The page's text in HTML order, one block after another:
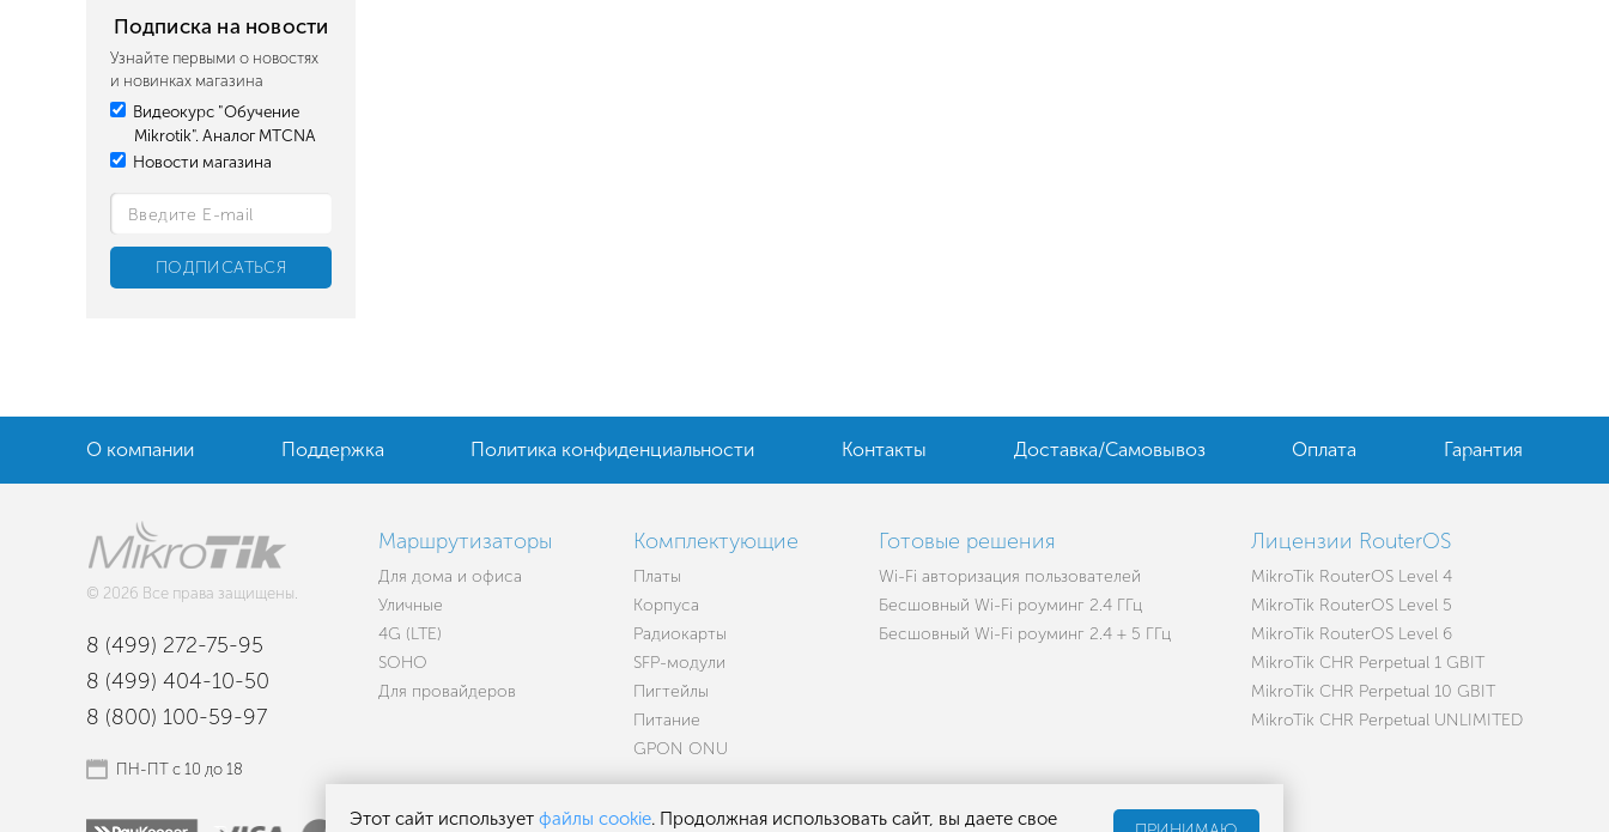
Подписка на новости
Узнайте первыми о новостях
и новинках магазина
Видеокурс "Обучение
Mikrotik". Аналог MTCNA
Новости магазина
О компании Поддержка Политика конфиденциальности Контакты Доставка/Самовывоз Оплата Гарантия
© 2026 Все права защищены.
8 (499) 272-75-95
8 (499) 404-10-50
8 (800) 100-59-97
ПН-ПТ с 10 до 18
Маршрутизаторы
Для дома и офиса
Уличные
4G (LTE)
SOHO
Для провайдеров
Комплектующие
Платы
Корпуса
Радиокарты
SFP-модули
Пигтейлы
Питание
GPON ONU
Готовые решения
Wi-Fi авторизация пользователей
Бесшовный Wi-Fi роуминг 2.4 ГГц
Бесшовный Wi-Fi роуминг 2.4 + 5 ГГц
Лицензии RouterOS
MikroTik RouterOS Level 4
MikroTik RouterOS Level 5
MikroTik RouterOS Level 6
MikroTik CHR Perpetual 1 GBIT
MikroTik CHR Perpetual 10 GBIT
MikroTik CHR Perpetual UNLIMITED
Этот сайт использует файлы cookie. Продолжная использовать сайт, вы даете свое